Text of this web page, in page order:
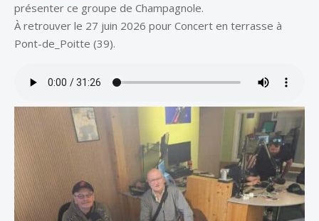
présenter ce groupe de Champagnole.
À retrouver le 27 juin 2026 pour Concert en terrasse à
Pont-de_Poitte (39).